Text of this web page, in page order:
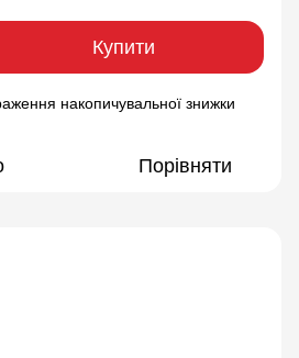
Купити
накопичувальної знижки
Порівняти